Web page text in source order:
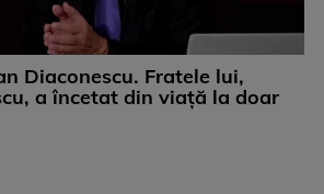
Diaconescu. Fratele lui,
a încetat din viață la doar